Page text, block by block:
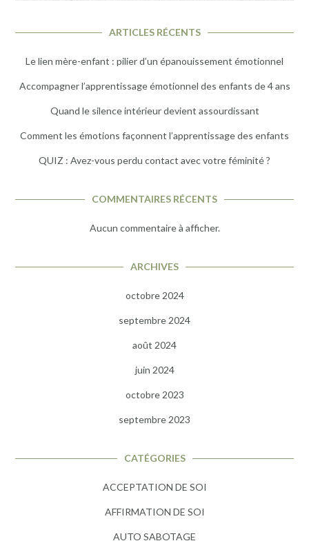
ARTICLES RÉCENTS
Le lien mère-enfant : pilier d’un épanouissement émotionnel
Accompagner l’apprentissage émotionnel des enfants de 4 ans
Quand le silence intérieur devient assourdissant
Comment les émotions façonnent l’apprentissage des enfants
QUIZ : Avez-vous perdu contact avec votre féminité ?
COMMENTAIRES RÉCENTS
Aucun commentaire à afficher.
ARCHIVES
octobre 2024
septembre 2024
août 2024
juin 2024
octobre 2023
septembre 2023
CATÉGORIES
ACCEPTATION DE SOI
AFFIRMATION DE SOI
AUTO SABOTAGE